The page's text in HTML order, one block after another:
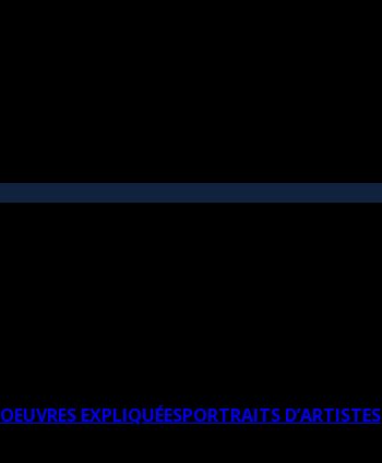
OEUVRES EXPLIQUÉESPORTRAITS D’ARTISTES